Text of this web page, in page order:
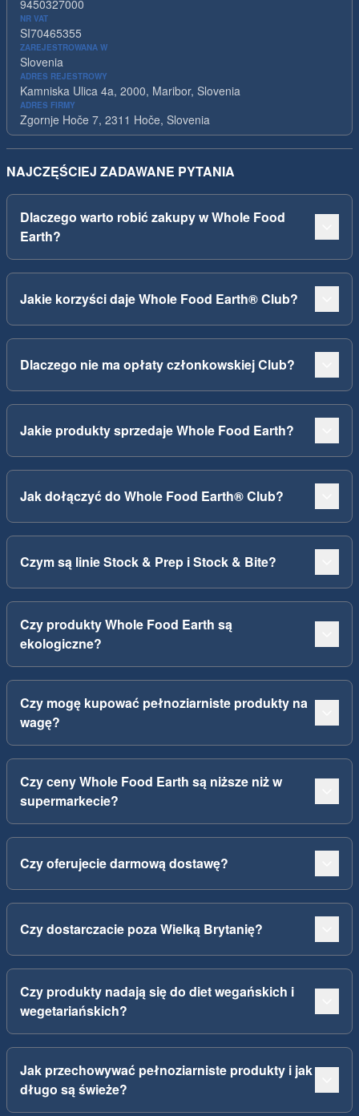
9450327000
NR VAT
SI70465355
ZAREJESTROWANA W
Slovenia
ADRES REJESTROWY
Kamniska Ulica 4a, 2000, Maribor, Slovenia
ADRES FIRMY
Zgornje Hoče 7, 2311 Hoče, Slovenia
NAJCZĘŚCIEJ ZADAWANE PYTANIA
Dlaczego warto robić zakupy w Whole Food
Earth?
Jakie korzyści daje Whole Food Earth® Club?
Dlaczego nie ma opłaty członkowskiej Club?
Jakie produkty sprzedaje Whole Food Earth?
Jak dołączyć do Whole Food Earth® Club?
Czym są linie Stock & Prep i Stock & Bite?
Czy produkty Whole Food Earth są
ekologiczne?
Czy mogę kupować pełnoziarniste produkty na
wagę?
Czy ceny Whole Food Earth są niższe niż w
supermarkecie?
Czy oferujecie darmową dostawę?
Czy dostarczacie poza Wielką Brytanię?
Czy produkty nadają się do diet wegańskich i
wegetariańskich?
Jak przechowywać pełnoziarniste produkty i jak
długo są świeże?